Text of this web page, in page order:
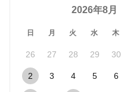
2026年8月
日 月 火 水 木
26 27 28 29 30
2 3 4 5 6